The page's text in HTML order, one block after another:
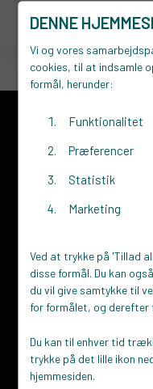
DENNE
Vi og vores
cookies, til at indsamle
formål, herunder:
Funktionalitet
Præferencer
Statistik
Marketing
Ved at trykke på 'Tillad
disse formål. Du kan
du vil give samtykke til
for formålet, og derefter
Du kan til enhver tid
trykke på det lille ikon
hjemmesiden.
Kontakt
Synergien
7620 Lemvig
70 15 16 18
Send os en mail
Om os
Iværksætter
​Virksomhed
Events